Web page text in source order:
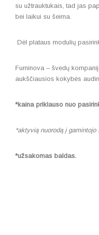
su užtrauktukais, tad jas
bei laikui su šeima.
Dėl plataus modulių
Furninova – švedų
aukščiausios kokybės
*kaina priklauso nuo
*aktyvią nuorodą į gamintojo
*užsakomas baldas.